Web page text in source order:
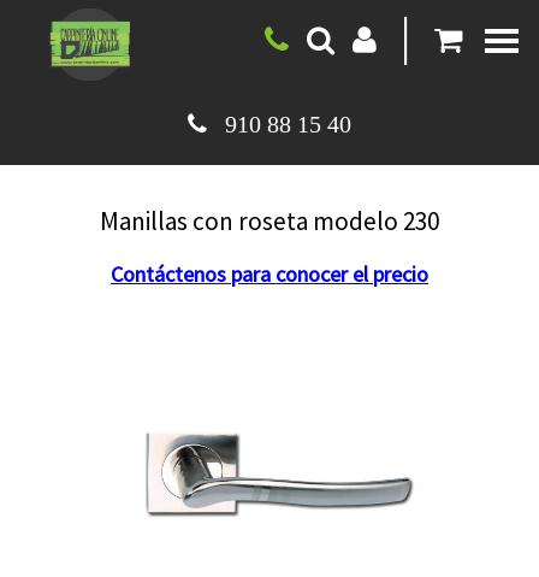
|
910 88 15 40
Manillas con roseta modelo 230
Contáctenos para conocer el precio